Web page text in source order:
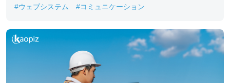
#ウェブシステム #コミュニケーション